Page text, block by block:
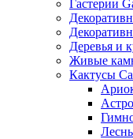
Гастерии
Деревья и
Живые
Кактусы